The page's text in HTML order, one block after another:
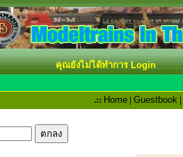
คุณยังไม่ได้ทำการ Login
.:: Home | Guestbook |